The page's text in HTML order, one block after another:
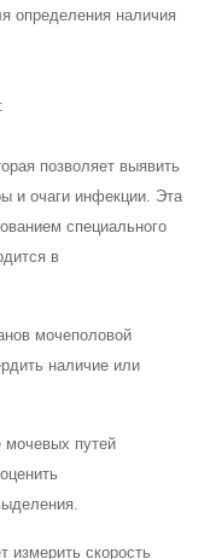
определения наличия
позволяет выявить
и очаги инфекции. Эта
специального
в
мочеполовой
наличие или
мочевых путей
измерить скорость